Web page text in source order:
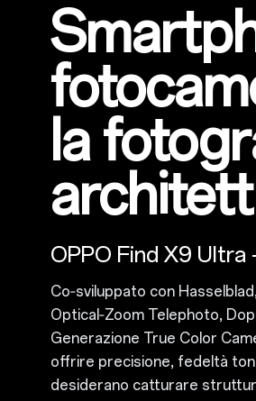
la
OPPO Find X9
Co‑sviluppato con Hasselblad
Optical‑Zoom Telephoto,
Generazione True Color
offrire precisione, fedeltà
desiderano catturare